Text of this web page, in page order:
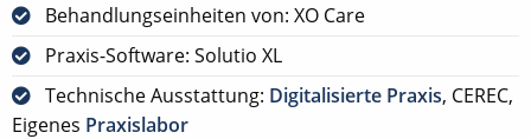
Behandlungseinheiten von: XO Care
Praxis-Software: Solutio XL
Technische Ausstattung: Digitalisierte Praxis, CEREC,
Eigenes Praxislabor